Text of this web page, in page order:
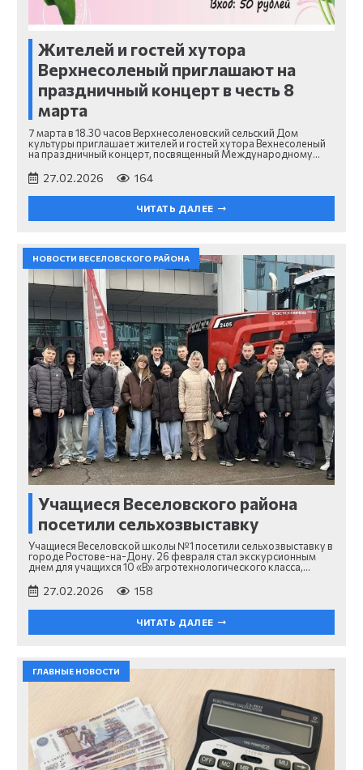
Жителей и гостей хутора
Верхнесоленый приглашают на
праздничный концерт в честь 8
марта
7 марта в 18.30 часов Верхнесоленовский сельский Дом
культуры приглашает жителей и гостей хутора Вехнесоленый
на праздничный концерт, посвященный Международному…
27.02.2026 164
ЧИТАТЬ ДАЛЕЕ
НОВОСТИ ВЕСЕЛОВСКОГО РАЙОНА
Учащиеся Веселовского района
посетили сельхозвыставку
Учащиеся Веселовской школы №1 посетили сельхозвыставку в
городе Ростове-на-Дону. 26 февраля стал экскурсионным
днем для учащихся 10 «В» агротехнологического класса,…
27.02.2026 158
ЧИТАТЬ ДАЛЕЕ
ГЛАВНЫЕ НОВОСТИ